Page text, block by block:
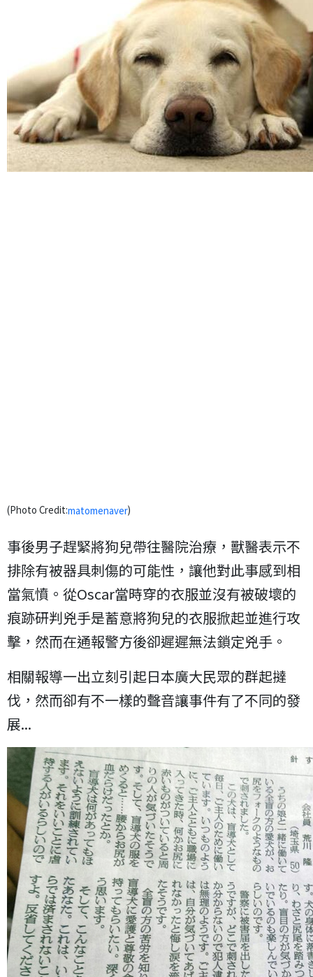
(Photo Credit:matomenaver)
事後男子趕緊將狗兒帶往醫院治療，獸醫表示不
排除有被器具刺傷的可能性，讓他對此事感到相
當氣憤。從Oscar當時穿的衣服並沒有被破壞的
痕跡研判兇手是蓄意將狗兒的衣服掀起並進行攻
擊，然而在通報警方後卻遲遲無法鎖定兇手。
相關報導一出立刻引起日本廣大民眾的群起撻
伐，然而卻有不一樣的聲音讓事件有了不同的發
展...